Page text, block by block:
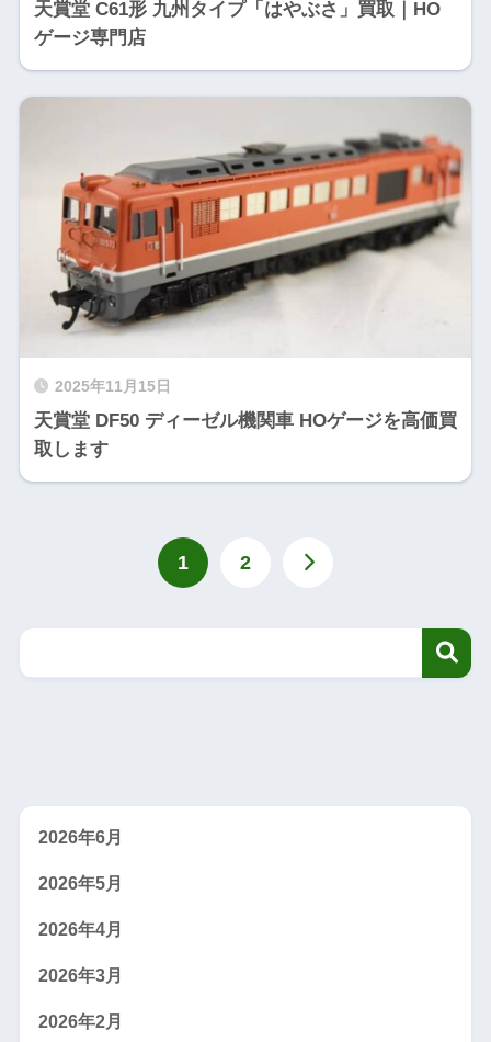
天賞堂 C61形 九州タイプ「はやぶさ」買取｜HO
ゲージ専門店
2025年11月15日
天賞堂 DF50 ディーゼル機関車 HOゲージを高価買
取します
1 2
2026年6月
2026年5月
2026年4月
2026年3月
2026年2月